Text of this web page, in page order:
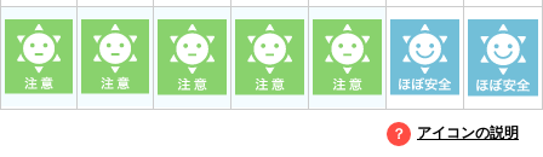
アイコンの説明